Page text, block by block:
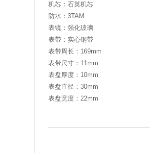
机芯：石英机芯
防水：3TAM
表镜：强化玻璃
表带：实心钢带
表带周长：169mm
表带尺寸：11mm
表盘厚度：10mm
表盘直径：30mm
表盘宽度：22mm